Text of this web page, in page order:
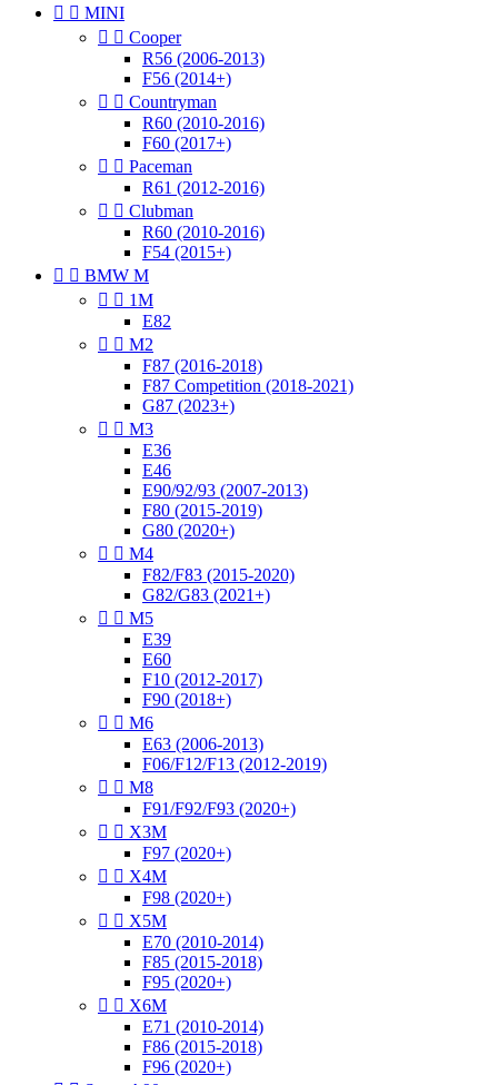
  MINI
  Cooper
R56 (2006-2013)
F56 (2014+)
  Countryman
R60 (2010-2016)
F60 (2017+)
  Paceman
R61 (2012-2016)
  Clubman
R60 (2010-2016)
F54 (2015+)
  BMW M
  1M
E82
  M2
F87 (2016-2018)
F87 Competition (2018-2021)
G87 (2023+)
  M3
E36
E46
E90/92/93 (2007-2013)
F80 (2015-2019)
G80 (2020+)
  M4
F82/F83 (2015-2020)
G82/G83 (2021+)
  M5
E39
E60
F10 (2012-2017)
F90 (2018+)
  M6
E63 (2006-2013)
F06/F12/F13 (2012-2019)
  M8
F91/F92/F93 (2020+)
  X3M
F97 (2020+)
  X4M
F98 (2020+)
  X5M
E70 (2010-2014)
F85 (2015-2018)
F95 (2020+)
  X6M
E71 (2010-2014)
F86 (2015-2018)
F96 (2020+)